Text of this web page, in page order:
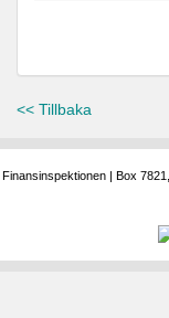
<< Tillbaka
Finansinspektionen | Box